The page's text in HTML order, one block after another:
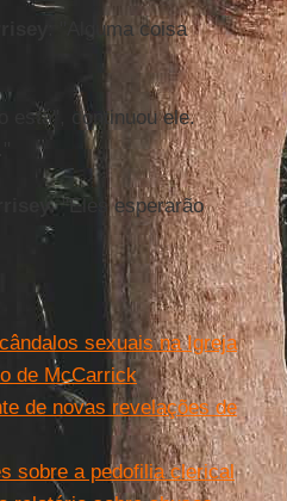
: "Alguma coisa
está", continuou ele.
. "Eles esperarão
sexuais na Igreja
de McCarrick
de novas revelações de
sobre a pedofilia clerical